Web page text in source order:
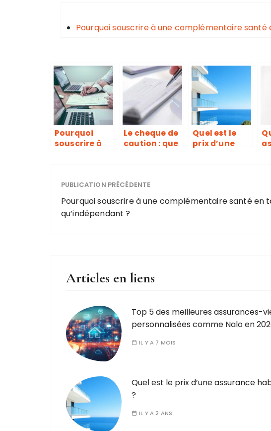
Pourquoi souscrire à une complémentaire santé
Pourquoi
souscrire à
tant
qu’indépenda
nt ?
Le cheque de
caution : que
Quel est le
prix d’une
PUBLICATION PRÉCÉDENTE
Pourquoi souscrire à une complémentaire santé en
qu’indépendant ?
Articles en liens
Top 5 des meilleures assurances-
personnalisées comme Nalo en
IL Y A 7 MOIS
Quel est le prix d’une assurance
?
IL Y A 2 ANS